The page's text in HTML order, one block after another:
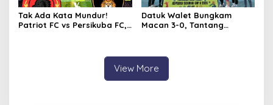
Tak Ada Kata Mundur!
Patriot FC vs Persikuba FC,
Datuk Walet Bungkam
Macan 3-0, Tantang
View More